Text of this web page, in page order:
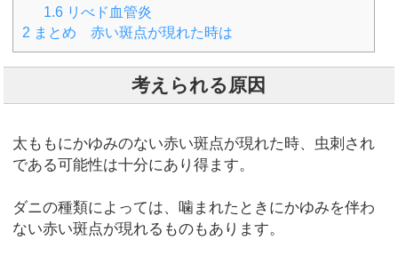
1.6リべド血管炎
2 まとめ 赤い斑点が現れた時は
考えられる原因
太ももにかゆみのない赤い斑点が現れた時、虫刺され
である可能性は十分にあり得ます。
ダニの種類によっては、噛まれたときにかゆみを伴わ
ない赤い斑点が現れるものもあります。